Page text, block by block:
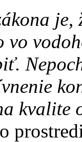
je,
kvalite